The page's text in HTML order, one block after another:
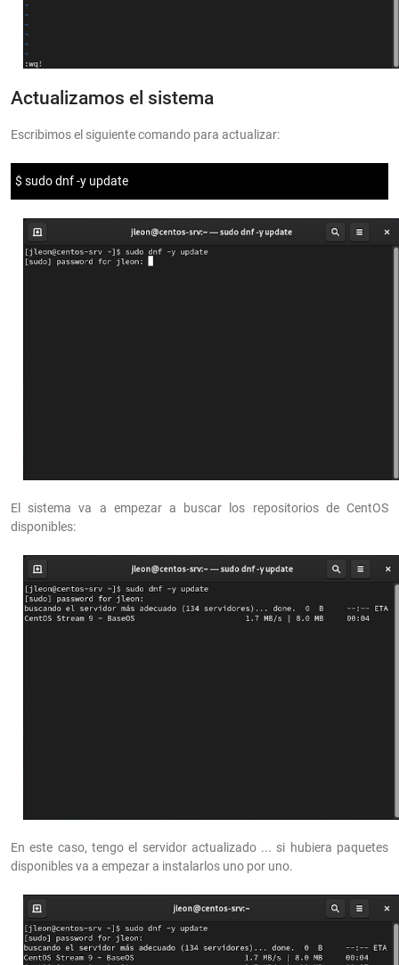
Actualizamos el sistema
Escribimos el siguiente comando para actualizar:
$ sudo dnf -y update
El sistema va a empezar a buscar los repositorios de CentOS
disponibles:
En este caso, tengo el servidor actualizado ... si hubiera paquetes
disponibles va a empezar a instalarlos uno por uno.